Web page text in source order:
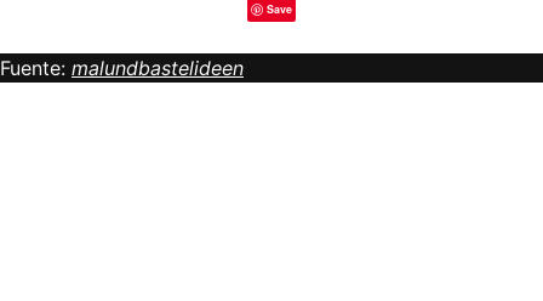
Save
Fuente: malundbastelideen